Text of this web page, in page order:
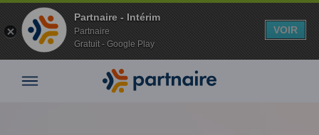
Partnaire - Intérim
Partnaire
Gratuit - Google Play
VOIR
Nos